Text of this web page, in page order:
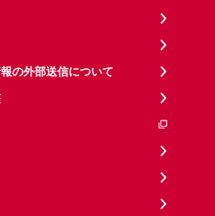
の外部送信について